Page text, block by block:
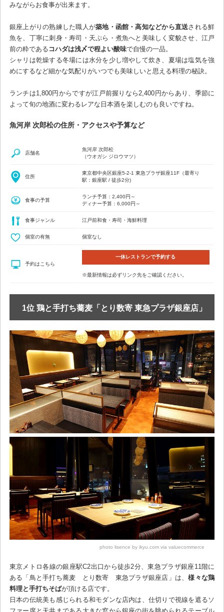
みながらお食事が出来ます。
銀座上がりの熟練した職人が築地・函館・高知などから直送される鮮
魚を、丁寧に刺身・寿司・天ぷら・煮魚へと美味しく変貌させ、江戸
前の粋である コハダは浅〆で程よい酸味で自慢の一品。
シャリは乾燥する冬場には水分を少し増やして炊き、夏場は塩気を強
めにするなど細かな気配りがいつでも美味しいと思える料理の秘訣。
ランチは1,800円からですが江戸前握りなら2,400円からあり、季節に
よって旬の地酒に変わるレアな日本酒を楽しむのも良いですね。
魚河岸 次郎松の住所・アクセスや予算など
店舗名
魚河岸 次郎松
（ウオガシ ジロウマツ）
住所
東京都中央区銀座5-2-1 東急プラザ銀座11F（最寄り
駅：銀座駅 / 徒歩2分)
食事の予算
ランチ予算：2,400円～
ディナー予算：6,000円～
食事ジャンル 江戸前和食・寿司・海鮮料理
個室の有無 個室なし
予約はこちら
一休レストランで予約する
※最新情報は必ずリンク先をご確認ください。
1位 鶏と手打ち蕎麦「とり数寄 東急プラザ銀座店」
photo lisence by ikyu.com via valuecommerce
東京メトロ各線の銀座駅C2出口から徒歩2分、東急プラザ銀座11階に
ある「鳥と手打ち蕎麦 とり数寄 東急プラザ銀座店」は、様々な鶏
料理と手打ちそばが頂ける店です。
日本の伝統美も感じられる和モダンな店内は、仕切りで視線を遮るソ